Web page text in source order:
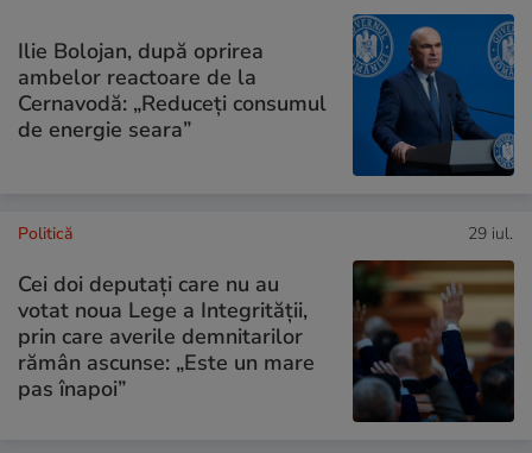
Ilie Bolojan, după oprirea
ambelor reactoare de la
Cernavodă: „Reduceți consumul
de energie seara”
Politică 29 iul.
Cei doi deputați care nu au
votat noua Lege a Integrității,
prin care averile demnitarilor
rămân ascunse: „Este un mare
pas înapoi”